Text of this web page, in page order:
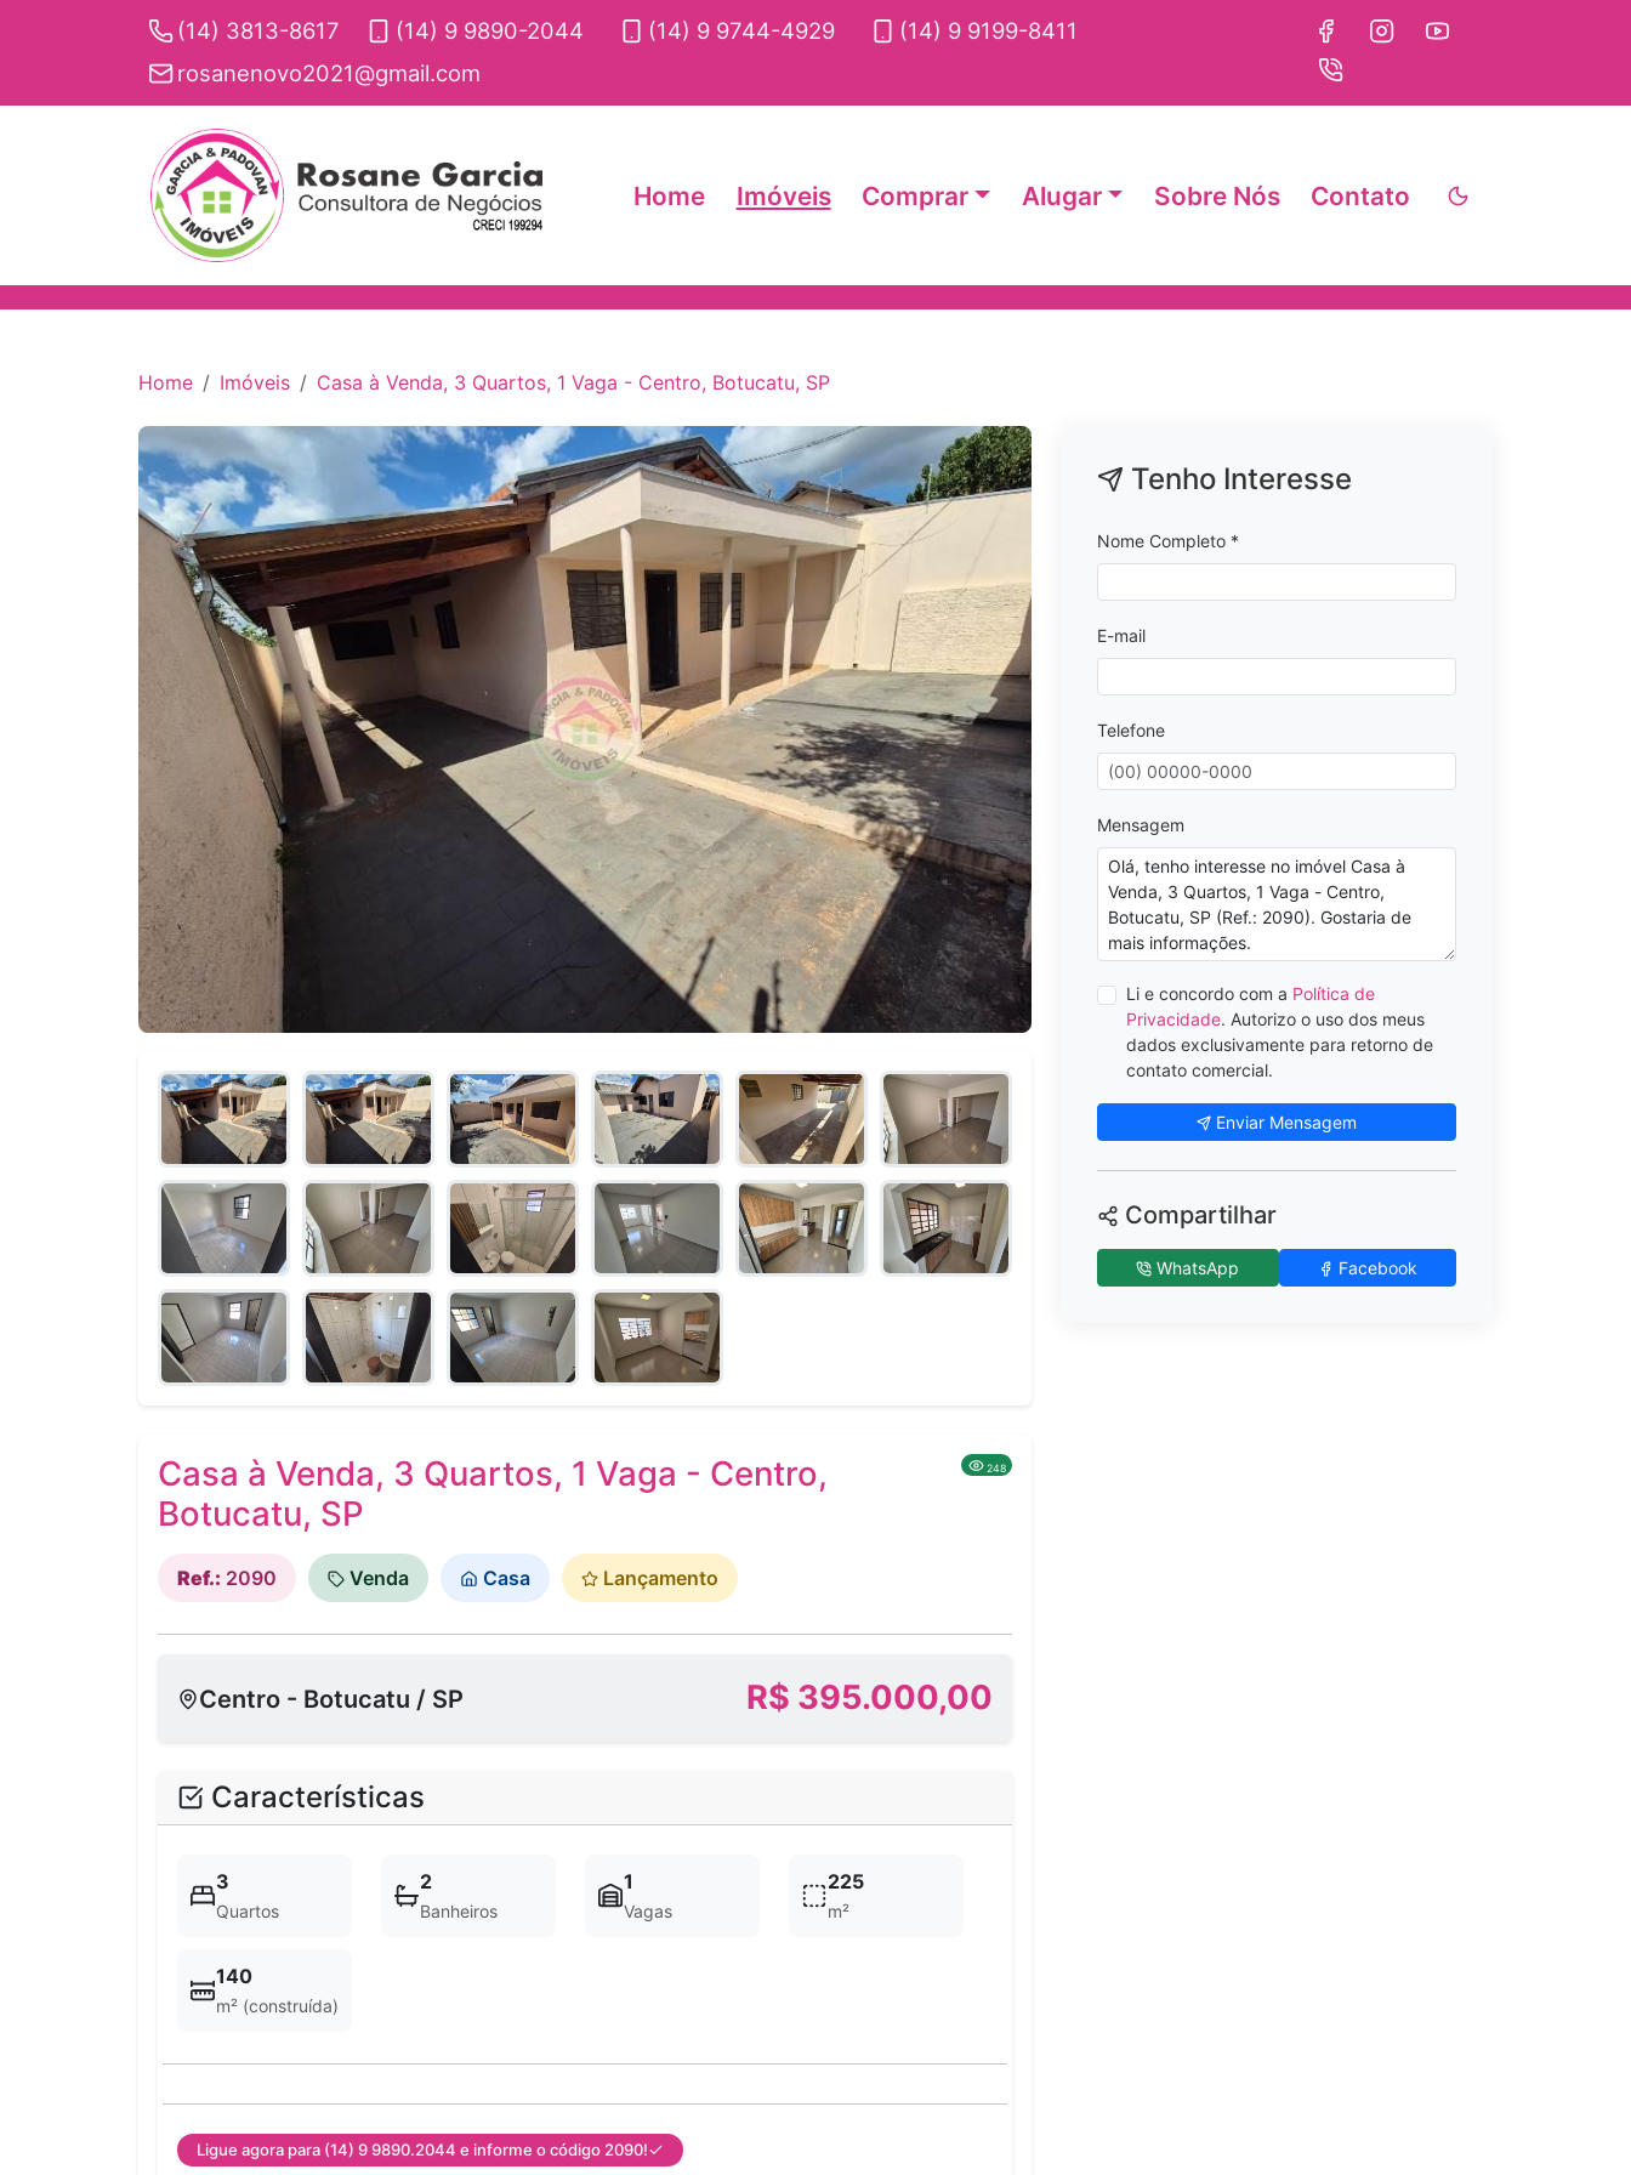
(14) 3813-8617 (14) 9 9890-2044 (14) 9 9744-4929
(14) 9 9199-8411
rosanenovo2021@gmail.com
Home Imóveis Comprar Alugar Sobre Nós Contato
Home Imóveis Casa à Venda, 3 Quartos, 1 Vaga - Centro, Botucatu, SP
Casa à Venda, 3 Quartos, 1 Vaga - Centro,
Botucatu, SP
248
Ref.: 2090 Venda Casa Lançamento
Centro - Botucatu / SP R$ 395.000,00
Características
3
Quartos
2
Banheiros
1
Vagas
225
m²
140
m² (construída)
Ligue agora para (14) 9 9890.2044 e informe o código 2090!
Tenho Interesse
Nome Completo *
E-mail
Telefone
Mensagem
Li e concordo com a Política de
Privacidade. Autorizo o uso dos meus
dados exclusivamente para retorno de
contato comercial.
Enviar Mensagem
Compartilhar
WhatsApp Facebook